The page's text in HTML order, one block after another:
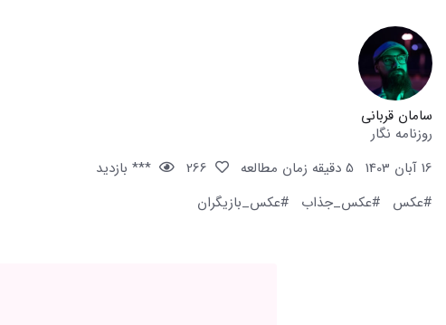
سامان قربانی
روزنامه نگار
16 آبان 1403
5 دقیقه زمان مطالعه
*** بازدید
#عکس
#عکس_جذاب #عکس_بازیگران